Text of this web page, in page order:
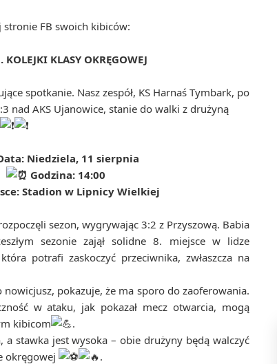
stronie FB swoich kibiców:
KOLEJKI KLASY OKRĘGOWEJ
spotkanie. Nasz zespół, KS Harnaś Tymbark, po
nad AKS Ujanowice, stanie do walki z drużyną
Niedziela, 11 sierpnia
Godzina: 14:00
Stadion w Lipnicy Wielkiej
sezon, wygrywając 3:2 z Przyszową. Babia
sezonie zajął solidne 8. miejsce w lidze
potrafi zaskoczyć przeciwnika, zwłaszcza na
pokazuje, że ma sporo do zaoferowania.
w ataku, jak pokazał mecz otwarcia, mogą
kibicom
.
a stawka jest wysoka – obie drużyny będą walczyć
okręgowej
.